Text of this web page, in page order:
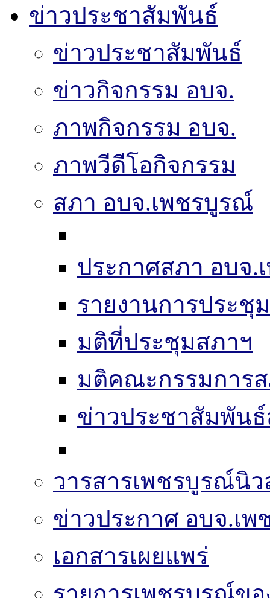
ข่าวประชาสัมพันธ์
ข่าวประชาสัมพันธ์
ข่าวกิจกรรม อบจ.
ภาพกิจกรรม อบจ.
ภาพวีดีโอกิจกรรม
สภา อบจ.เพชรบูรณ์
ประกาศสภา อบจ.
รายงานการประชุ
มติที่ประชุมสภาฯ
มติคณะกรรมการ
ข่าวประชาสัมพัน
วารสารเพชรบูรณ์นิว
ข่าวประกาศ อบจ.เ
เอกสารเผยแพร่